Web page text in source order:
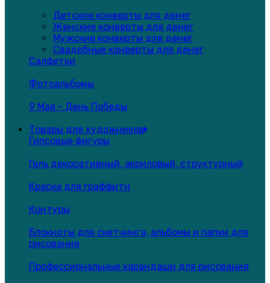
Детские конверты для денег
Женские конверты для денег
Мужские конверты для денег
Свадебные конверты для денег
Салфетки
Фотоальбомы
9 Мая - День Победы
Товары для художников
Гипсовые фигуры
Гель декоративный, акриловый, структурный
Краска для граффити
Контуры
Блокноты для скетчинга, альбомы и папки для
рисования
Профессиональные карандаши для рисования